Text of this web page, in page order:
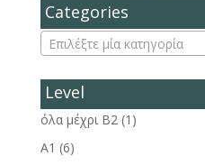
Categories
Επιλέξτε μία κατηγορία
Level
όλα μέχρι Β2 (1)
A1 (6)